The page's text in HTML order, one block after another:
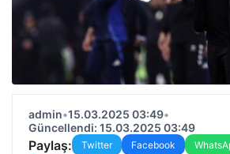
admin•15.03.2025 03:49•
Güncellendi: 15.03.2025 03:49
Paylaş: Twitter Facebook